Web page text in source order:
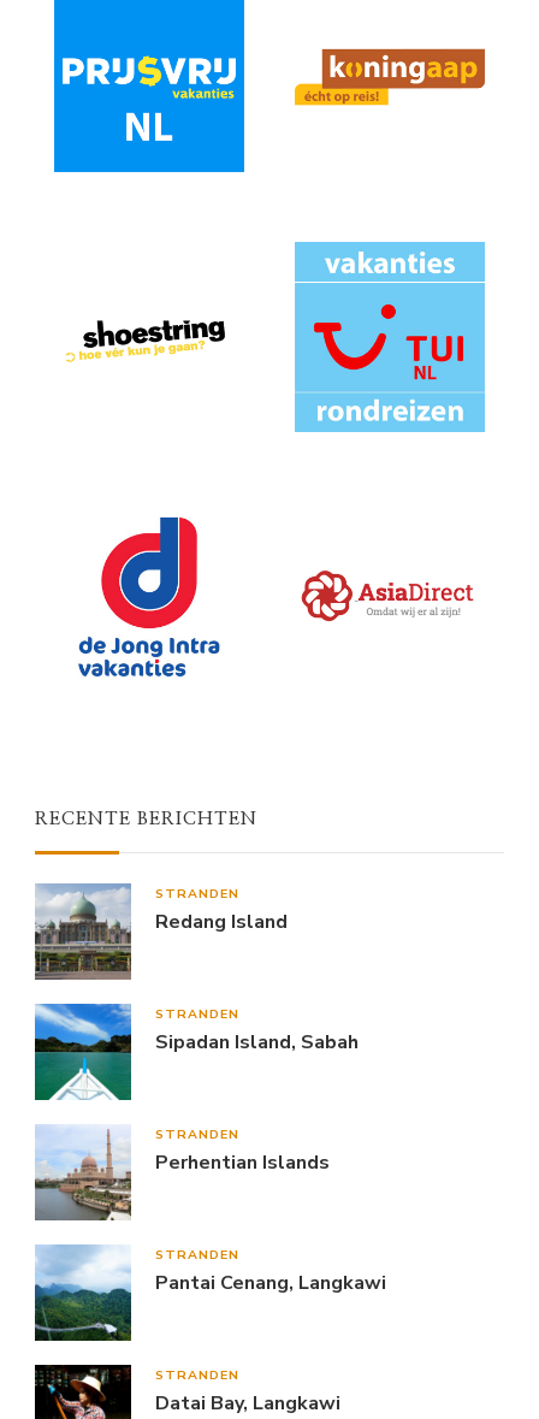
RECENTE BERICHTEN
STRANDEN
Redang Island
STRANDEN
Sipadan Island, Sabah
STRANDEN
Perhentian Islands
STRANDEN
Pantai Cenang, Langkawi
STRANDEN
Datai Bay, Langkawi